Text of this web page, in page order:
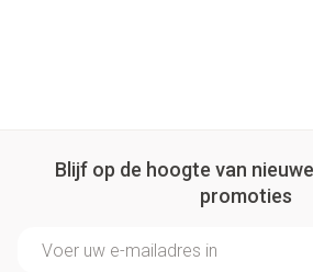
Blijf op de hoogte van
promoties